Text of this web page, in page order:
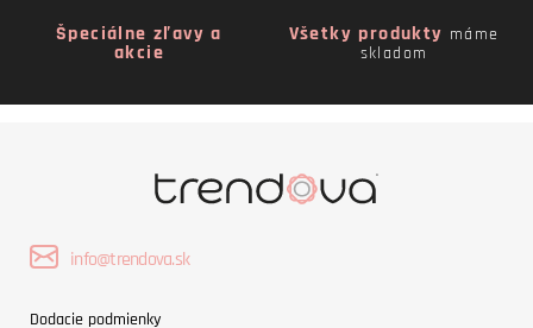
Špeciálne zľavy a
akcie
Všetky produkty máme
skladom
info@trendova.sk
Dodacie podmienky